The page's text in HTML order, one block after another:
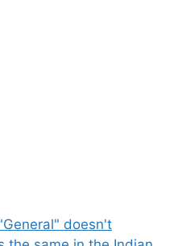
doesn't